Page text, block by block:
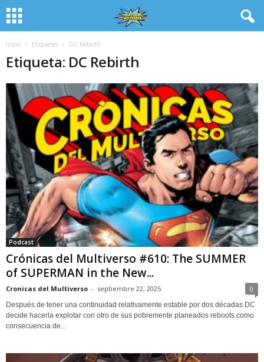
Inicio Etiquetas DC Rebirth
Etiqueta: DC Rebirth
Podcast
Crónicas del Multiverso #610: The SUMMER
of SUPERMAN in the New...
Cronicas del Multiverso - septiembre 22, 2025 0
Después de tener una continuidad relativamente estable por dos décadas DC
decide hacerla explotar con otro de sus pobremente planeados reboots como
consecuencia de...